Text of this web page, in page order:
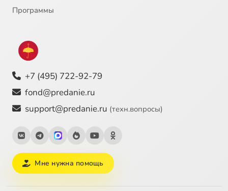
Программы
+7 (495) 722-92-79
fond@predanie.ru
support@predanie.ru (техн.вопросы)
Мне нужна помощь